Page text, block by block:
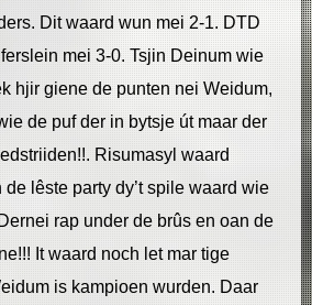
Dit waard wun mei 2-1. DTD
mei 3-0. Tsjin Deinum wie
hjir giene de punten nei Weidum,
de puf der in bytsje út maar der
Risumasyl waard
lêste party dy’t spile waard wie
rap under de brûs en oan de
It waard noch let mar tige
is kampioen wurden. Daar